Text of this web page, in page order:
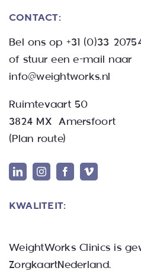
CONTACT:
Bel ons op +31 (0)33
of stuur een e-mail naar
info@weightworks.nl
Ruimtevaart 50
3824 MX Amersfoort
(Plan route)
KWALITEIT:
WeightWorks Clinics is
ZorgkaartNederland.